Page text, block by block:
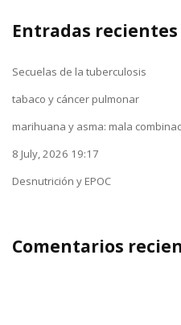
Entradas recientes
Secuelas de la tuberculosis
tabaco y cáncer pulmonar
marihuana y asma: mala
8 July, 2026 19:17
Desnutrición y EPOC
Comentarios